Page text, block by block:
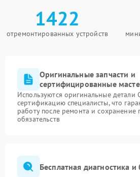
1422
отремонтированных устройств
Оригинальные запчасти и
сертифицированные
Используются оригинальные
сертификацию специалисты, что
работу после ремонта и сохранение
обязательств
Бесплатная диагностика